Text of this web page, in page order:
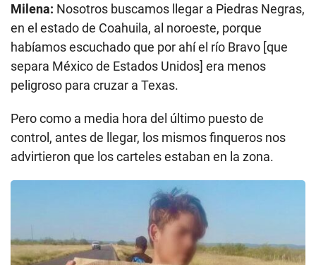
Milena: Nosotros buscamos llegar a Piedras Negras,
en el estado de Coahuila, al noroeste, porque
habíamos escuchado que por ahí el río Bravo [que
separa México de Estados Unidos] era menos
peligroso para cruzar a Texas.
Pero como a media hora del último puesto de
control, antes de llegar, los mismos finqueros nos
advirtieron que los carteles estaban en la zona.